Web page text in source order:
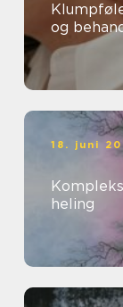
og
18. juni
heling